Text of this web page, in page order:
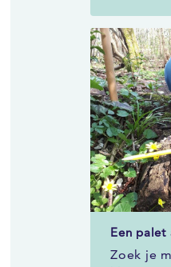
Een palet
Zoek je